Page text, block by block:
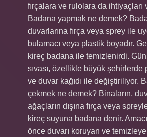
fırçalara ve rulolara da ihtiyaçları
Badana yapmak ne demek?
duvarlarına fırça veya sprey ile
bulamacı veya plastik boyadır.
kireç badana ile temizlenirdi.
sıvası, özellikle büyük şehirlerde
ve duvar kağıdı ile değiştiriliyor.
çekmek ne demek? Binaların,
ağaçların dışına fırça veya
kireç suyuna badana denir.
önce duvarı koruyan ve